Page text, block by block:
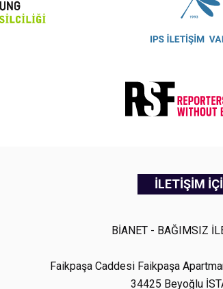
İLETİŞİM
BİANET - BAĞIMSIZ
Faikpaşa Caddesi Faikpaşa
34425 Beyoğlu